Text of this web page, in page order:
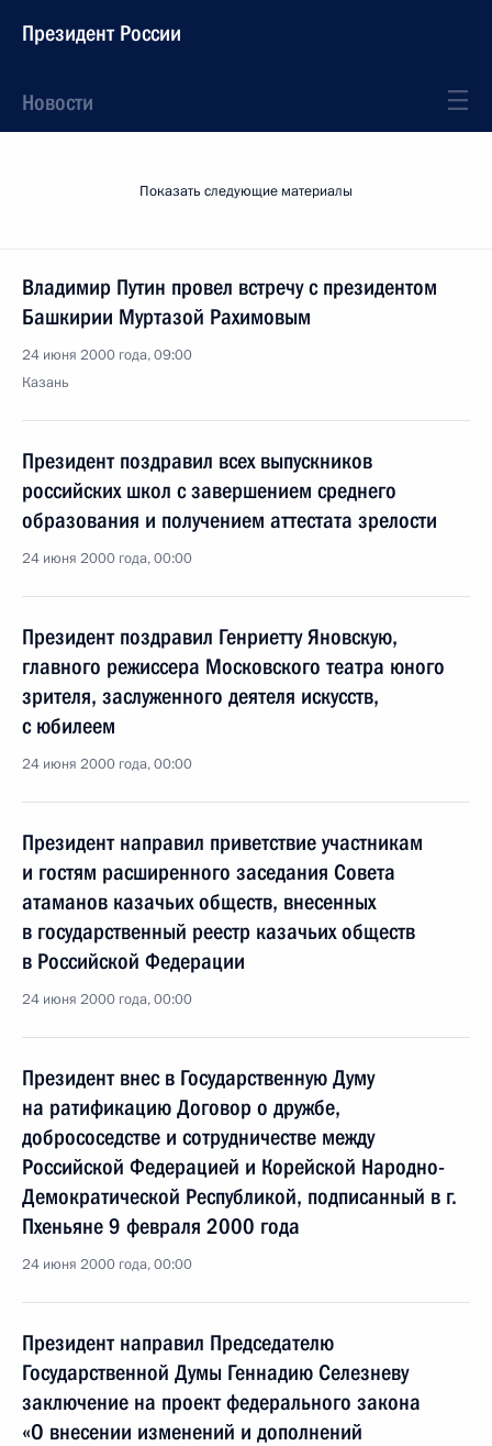
Президент России
Новости
Показать следующие материалы
Владимир Путин провел встречу с президентом
Башкирии Муртазой Рахимовым
24 июня 2000 года, 09:00
Казань
Президент поздравил всех выпускников
российских школ с завершением среднего
образования и получением аттестата зрелости
24 июня 2000 года, 00:00
Президент поздравил Генриетту Яновскую,
главного режиссера Московского театра юного
зрителя, заслуженного деятеля искусств,
с юбилеем
24 июня 2000 года, 00:00
Президент направил приветствие участникам
и гостям расширенного заседания Совета
атаманов казачьих обществ, внесенных
в государственный реестр казачьих обществ
в Российской Федерации
24 июня 2000 года, 00:00
Президент внес в Государственную Думу
на ратификацию Договор о дружбе,
добрососедстве и сотрудничестве между
Российской Федерацией и Корейской Народно-
Демократической Республикой, подписанный в г.
Пхеньяне 9 февраля 2000 года
24 июня 2000 года, 00:00
Президент направил Председателю
Государственной Думы Геннадию Селезневу
заключение на проект федерального закона
«О внесении изменений и дополнений